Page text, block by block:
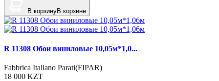
В корзинуВ корзине
R 11308 Обои виниловые 10,05м*1,0...
Fabbrica Italiano Parati(FIPAR)
18 000 KZT